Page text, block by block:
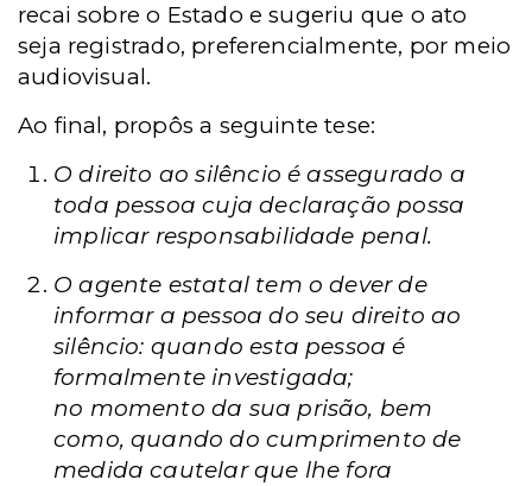
recai sobre o Estado e sugeriu que o ato
seja registrado, preferencialmente, por meio
audiovisual.
Ao final, propôs a seguinte tese:
O direito ao silêncio é assegurado a
toda pessoa cuja declaração possa
implicar responsabilidade penal.
O agente estatal tem o dever de
informar a pessoa do seu direito ao
silêncio: quando esta pessoa é
formalmente investigada;
no momento da sua prisão, bem
como, quando do cumprimento de
medida cautelar que lhe fora